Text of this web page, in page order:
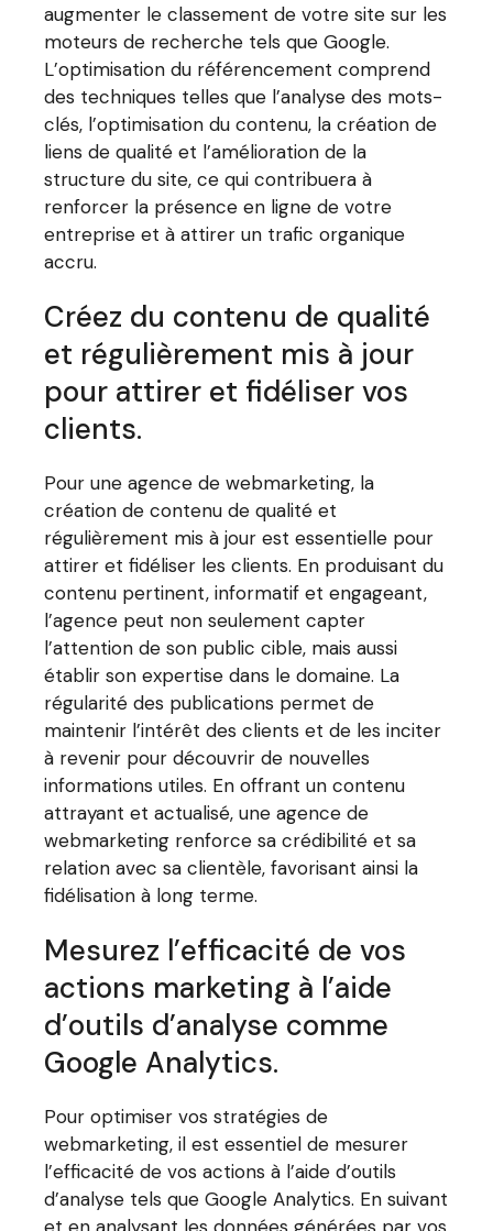
augmenter le classement de votre site sur les
moteurs de recherche tels que Google.
L’optimisation du référencement comprend
des techniques telles que l’analyse des mots-
clés, l’optimisation du contenu, la création de
liens de qualité et l’amélioration de la
structure du site, ce qui contribuera à
renforcer la présence en ligne de votre
entreprise et à attirer un trafic organique
accru.
Créez du contenu de qualité
et régulièrement mis à jour
pour attirer et fidéliser vos
clients.
Pour une agence de webmarketing, la
création de contenu de qualité et
régulièrement mis à jour est essentielle pour
attirer et fidéliser les clients. En produisant du
contenu pertinent, informatif et engageant,
l’agence peut non seulement capter
l’attention de son public cible, mais aussi
établir son expertise dans le domaine. La
régularité des publications permet de
maintenir l’intérêt des clients et de les inciter
à revenir pour découvrir de nouvelles
informations utiles. En offrant un contenu
attrayant et actualisé, une agence de
webmarketing renforce sa crédibilité et sa
relation avec sa clientèle, favorisant ainsi la
fidélisation à long terme.
Mesurez l’efficacité de vos
actions marketing à l’aide
d’outils d’analyse comme
Google Analytics.
Pour optimiser vos stratégies de
webmarketing, il est essentiel de mesurer
l’efficacité de vos actions à l’aide d’outils
d’analyse tels que Google Analytics. En suivant
et en analysant les données générées par vos